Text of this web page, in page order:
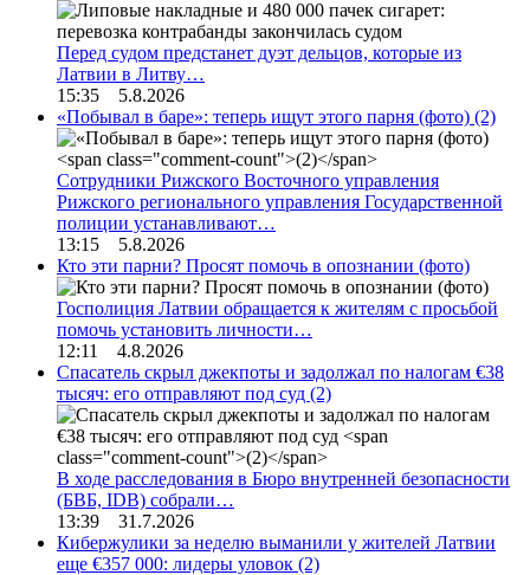
Перед судом предстанет дуэт дельцов, которые из
Латвии в Литву…
15:35 5.8.2026
«Побывал в баре»: теперь ищут этого парня (фото) (2)
Сотрудники Рижского Восточного управления
Рижского регионального управления Государственной
полиции устанавливают…
13:15 5.8.2026
Кто эти парни? Просят помочь в опознании (фото)
Госполиция Латвии обращается к жителям с просьбой
помочь установить личности…
12:11 4.8.2026
Спасатель скрыл джекпоты и задолжал по налогам €38
тысяч: его отправляют под суд (2)
В ходе расследования в Бюро внутренней безопасности
(БВБ, IDB) собрали…
13:39 31.7.2026
Кибержулики за неделю выманили у жителей Латвии
еще €357 000: лидеры уловок (2)